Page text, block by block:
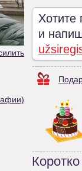
Хотите
и